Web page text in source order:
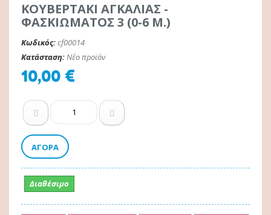
ΚΟΥΒΕΡΤΑΚΙ ΑΓΚΑΛΙΑΣ -
ΦΑΣΚΙΩΜΑΤΟΣ 3 (0-6 Μ.)
Κωδικός:cf00014
Κατάσταση:Νέο προϊόν
10,00 €
ΑΓΟΡΆ
Διαθέσιμο